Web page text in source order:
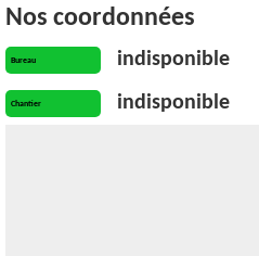
Nos coordonnées
Bureau indisponible
Chantier indisponible